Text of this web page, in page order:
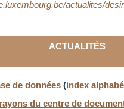
actualites/
ACTUALITÉS
de données (index
du centre de